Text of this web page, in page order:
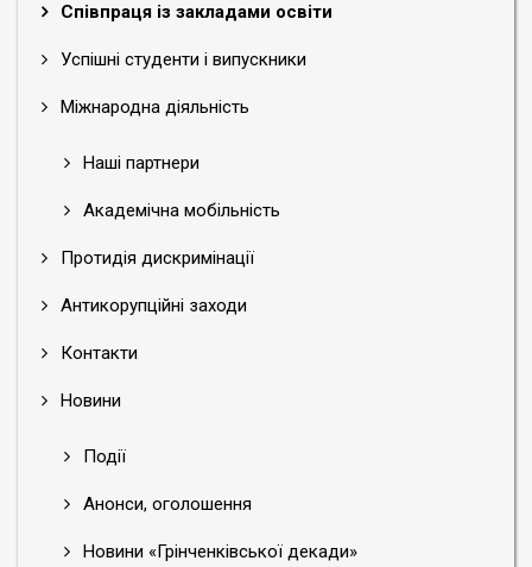
Співпраця із закладами освіти
Успішні студенти і випускники
Міжнародна діяльність
Наші партнери
Академічна мобільність
Протидія дискримінації
Антикорупційні заходи
Контакти
Новини
Події
Анонси, оголошення
Новини «Грінченківської декади»